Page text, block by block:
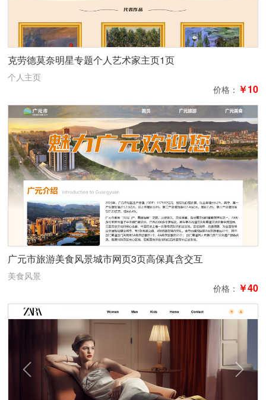
克劳德莫奈明星专题个人艺术家主页1页
个人主页
价格： ￥10
广元市旅游美食风景城市网页3页高保真含交互
美食风景
价格： ￥40